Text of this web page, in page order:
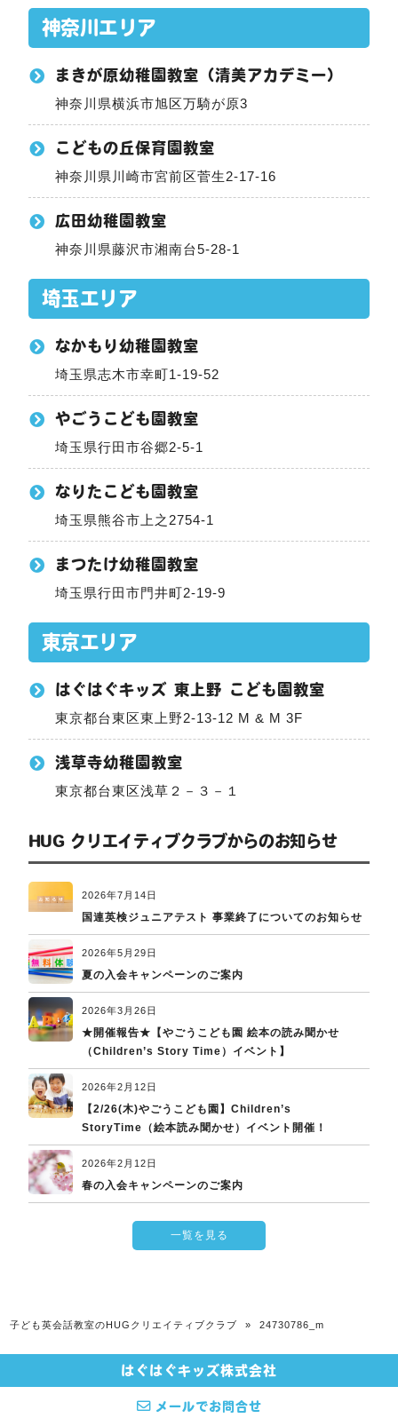
神奈川エリア
まきが原幼稚園教室（清美アカデミー）
神奈川県横浜市旭区万騎が原3
こどもの丘保育園教室
神奈川県川崎市宮前区菅生2-17-16
広田幼稚園教室
神奈川県藤沢市湘南台5-28-1
埼玉エリア
なかもり幼稚園教室
埼玉県志木市幸町1-19-52
やごうこども園教室
埼玉県行田市谷郷2-5-1
なりたこども園教室
埼玉県熊谷市上之2754-1
まつたけ幼稚園教室
埼玉県行田市門井町2-19-9
東京エリア
はぐはぐキッズ 東上野 こども園教室
東京都台東区東上野2-13-12 M & M 3F
浅草寺幼稚園教室
東京都台東区浅草２－３－１
HUG クリエイティブクラブからのお知らせ
2026年7月14日
国連英検ジュニアテスト 事業終了についてのお知らせ
2026年5月29日
夏の入会キャンペーンのご案内
2026年3月26日
★開催報告★【やごうこども園 絵本の読み聞かせ
（Children’s Story Time）イベント】
2026年2月12日
【2/26(木)やごうこども園】Children’s
StoryTime（絵本読み聞かせ）イベント開催！
2026年2月12日
春の入会キャンペーンのご案内
一覧を見る
子ども英会話教室のHUGクリエイティブクラブ » 24730786_m
はぐはぐキッズ株式会社
メールでお問合せ
© 2026 子ども英会話教室のHUGクリエイティブクラブ All rights Reserved.